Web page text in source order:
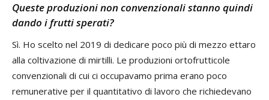
Queste produzioni non convenzionali stanno quindi
dando i frutti sperati?
Sì. Ho scelto nel 2019 di dedicare poco più di mezzo ettaro
alla coltivazione di mirtilli. Le produzioni ortofrutticole
convenzionali di cui ci occupavamo prima erano poco
remunerative per il quantitativo di lavoro che richiedevano